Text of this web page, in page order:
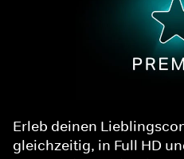
Erleb deinen
gleichzeitig, in Full HD